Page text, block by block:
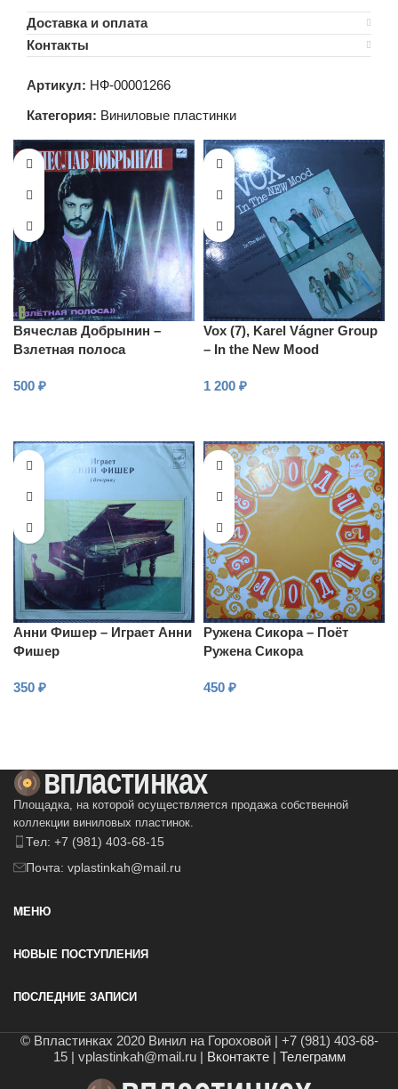
Доставка и оплата
Контакты
Артикул: НФ-00001266
Категория: Виниловые пластинки
Вячеслав Добрынин –
Взлетная полоса
500 ₽
Vox (7), Karel Vágner Group
– In the New Mood
1 200 ₽
Анни Фишер – Играет Анни
Фишер
350 ₽
Ружена Сикора – Поёт
Ружена Сикора
450 ₽
Площадка, на которой осуществляется продажа собственной
коллекции виниловых пластинок.
Тел: +7 (981) 403-68-15
Почта: vplastinkah@mail.ru
МЕНЮ
НОВЫЕ ПОСТУПЛЕНИЯ
ПОСЛЕДНИЕ ЗАПИСИ
© Впластинках 2020 Винил на Гороховой | +7 (981) 403-68-
15 | vplastinkah@mail.ru | Вконтакте| Телеграмм